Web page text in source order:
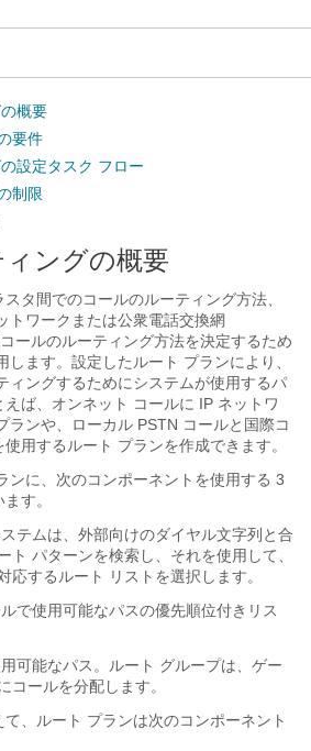
概要
要件
設定タスク フロー
制限
ングの概要
タ間でのコールのルーティング方法、
トワークまたは公衆電話交換網
ールのルーティング方法を決定するため
します。設定したルート プランにより、
ィングするためにシステムが使用するパ
ば、オンネット コールに IP ネットワ
ランや、ローカル PSTN コールと国際コ
用するルート プランを作成できます。
ンに、次のコンポーネントを使用する 3
す。
テムは、外部向けのダイヤル文字列と合
ト パターンを検索し、それを使用して、
応するルート リストを選択します。
で使用可能なパスの優先順位付きリス
可能なパス。ルート グループは、ゲー
コールを分配します。
、ルート プランは次のコンポーネント